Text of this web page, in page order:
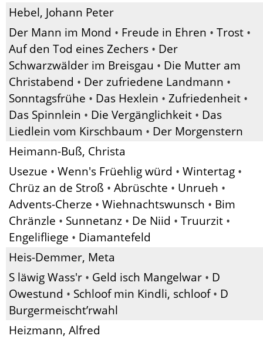
Hebel, Johann Peter
Der Mann im Mond • Freude in Ehren • Trost •
Auf den Tod eines Zechers • Der
Schwarzwälder im Breisgau • Die Mutter am
Christabend • Der zufriedene Landmann •
Sonntagsfrühe • Das Hexlein • Zufriedenheit •
Das Spinnlein • Die Vergänglichkeit • Das
Liedlein vom Kirschbaum • Der Morgenstern
Heimann-Buß, Christa
Usezue • Wenn's Früehlig würd • Wintertag •
Chrüz an de Stroß • Abrüschte • Unrueh •
Advents-Cherze • Wiehnachtswunsch • Bim
Chränzle • Sunnetanz • De Niid • Truurzit •
Engelifliege • Diamantefeld
Heis-Demmer, Meta
S läwig Wass'r • Geld isch Mangelwar • D
Owestund • Schloof min Kindli, schloof• D
Burgermeischt’rwahl
Heizmann, Alfred